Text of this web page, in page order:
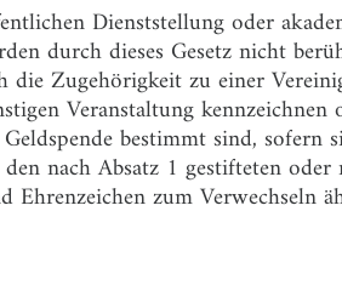
Dienststellung oder
durch dieses Gesetz nicht
die Zugehörigkeit zu einer
Veranstaltung
bestimmt sind, sofern
nach Absatz 1 gestifteten
Ehrenzeichen zum Verwechseln